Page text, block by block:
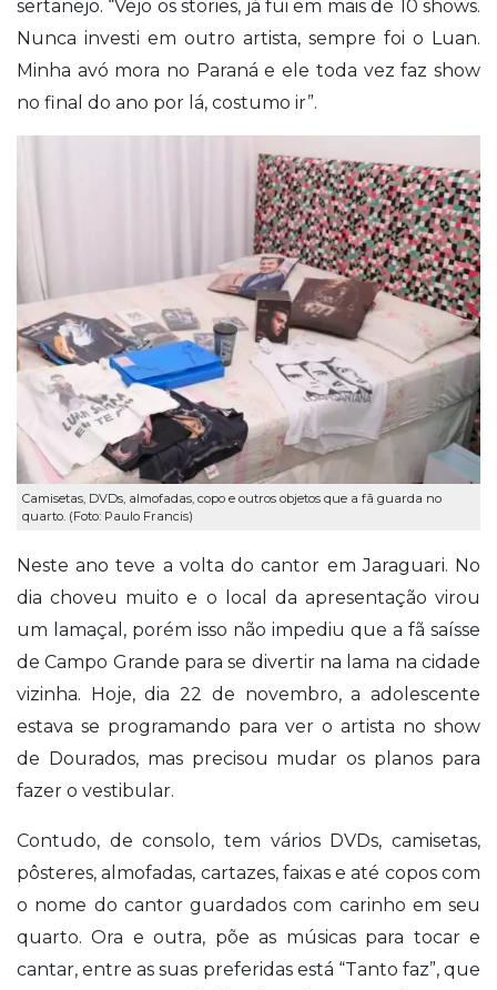
sertanejo. “Vejo os stories, já fui em mais de 10 shows.
Nunca investi em outro artista, sempre foi o Luan.
Minha avó mora no Paraná e ele toda vez faz show
no final do ano por lá, costumo ir”.
Camisetas, DVDs, almofadas, copo e outros objetos que a fã guarda no
quarto. (Foto: Paulo Francis)
Neste ano teve a volta do cantor em Jaraguari. No
dia choveu muito e o local da apresentação virou
um lamaçal, porém isso não impediu que a fã saísse
de Campo Grande para se divertir na lama na cidade
vizinha. Hoje, dia 22 de novembro, a adolescente
estava se programando para ver o artista no show
de Dourados, mas precisou mudar os planos para
fazer o vestibular.
Contudo, de consolo, tem vários DVDs, camisetas,
pôsteres, almofadas, cartazes, faixas e até copos com
o nome do cantor guardados com carinho em seu
quarto. Ora e outra, põe as músicas para tocar e
cantar, entre as suas preferidas está “Tanto faz”, que